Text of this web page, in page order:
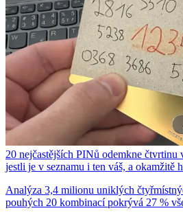
20 nejčastějších PINů odemkne čtvrtinu
jestli je v seznamu i ten váš, a okamžitě
Analýza 3,4 milionu uniklých
pouhých 20 kombinací pokrývá 27 %